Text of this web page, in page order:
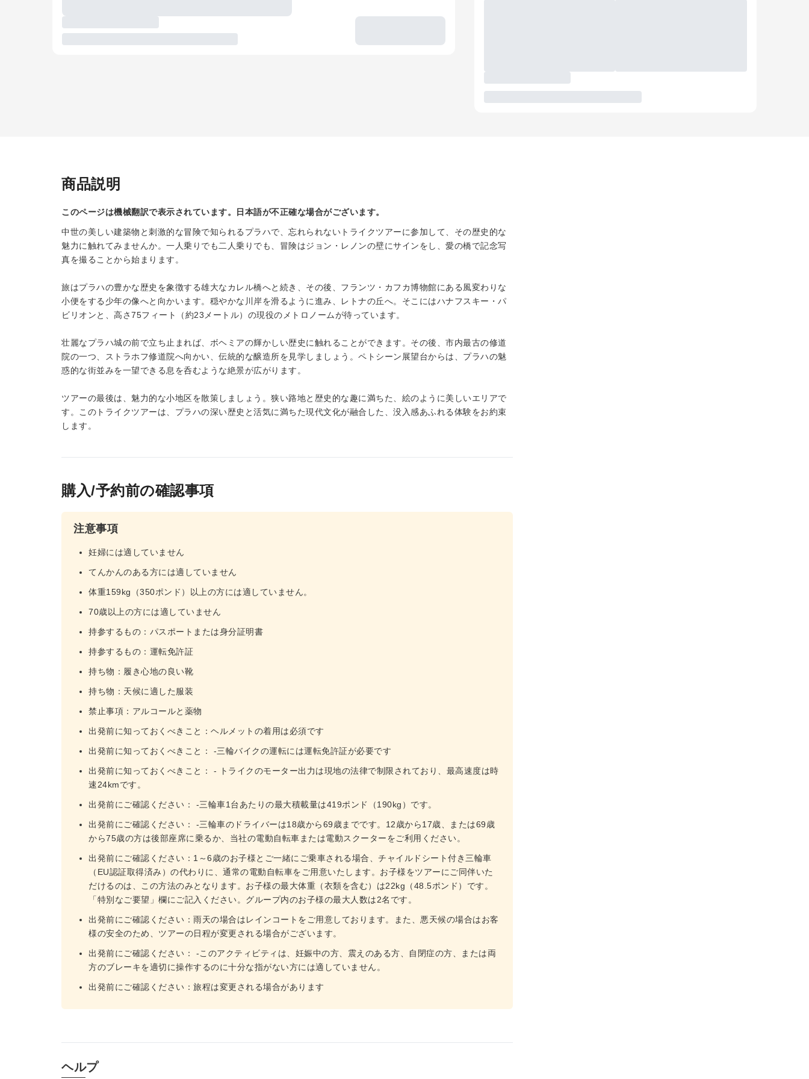
商品説明
このページは機械翻訳で表示されています。日本語が不正確な場合がございます。
中世の美しい建築物と刺激的な冒険で知られるプラハで、忘れられないトライクツアーに参加して、その歴史的な
魅力に触れてみませんか。一人乗りでも二人乗りでも、冒険はジョン・レノンの壁にサインをし、愛の橋で記念写
真を撮ることから始まります。
旅はプラハの豊かな歴史を象徴する雄大なカレル橋へと続き、その後、フランツ・カフカ博物館にある風変わりな
小便をする少年の像へと向かいます。穏やかな川岸を滑るように進み、レトナの丘へ。そこにはハナフスキー・パ
ビリオンと、高さ75フィート（約23メートル）の現役のメトロノームが待っています。
壮麗なプラハ城の前で立ち止まれば、ボヘミアの輝かしい歴史に触れることができます。その後、市内最古の修道
院の一つ、ストラホフ修道院へ向かい、伝統的な醸造所を見学しましょう。ペトシーン展望台からは、プラハの魅
惑的な街並みを一望できる息を呑むような絶景が広がります。
ツアーの最後は、魅力的な小地区を散策しましょう。狭い路地と歴史的な趣に満ちた、絵のように美しいエリアで
す。このトライクツアーは、プラハの深い歴史と活気に満ちた現代文化が融合した、没入感あふれる体験をお約束
します。
購入/予約前の確認事項
注意事項
妊婦には適していません
てんかんのある方には適していません
体重159kg（350ポンド）以上の方には適していません。
70歳以上の方には適していません
持参するもの：パスポートまたは身分証明書
持参するもの：運転免許証
持ち物：履き心地の良い靴
持ち物：天候に適した服装
禁止事項：アルコールと薬物
出発前に知っておくべきこと：ヘルメットの着用は必須です
出発前に知っておくべきこと： -三輪バイクの運転には運転免許証が必要です
出発前に知っておくべきこと： - トライクのモーター出力は現地の法律で制限されており、最高速度は時
速24kmです。
出発前にご確認ください： -三輪車1台あたりの最大積載量は419ポンド（190kg）です。
出発前にご確認ください： -三輪車のドライバーは18歳から69歳までです。12歳から17歳、または69歳
から75歳の方は後部座席に乗るか、当社の電動自転車または電動スクーターをご利用ください。
出発前にご確認ください：1～6歳のお子様とご一緒にご乗車される場合、チャイルドシート付き三輪車
（EU認証取得済み）の代わりに、通常の電動自転車をご用意いたします。お子様をツアーにご同伴いた
だけるのは、この方法のみとなります。お子様の最大体重（衣類を含む）は22kg（48.5ポンド）です。
「特別なご要望」欄にご記入ください。グループ内のお子様の最大人数は2名です。
出発前にご確認ください：雨天の場合はレインコートをご用意しております。また、悪天候の場合はお客
様の安全のため、ツアーの日程が変更される場合がございます。
出発前にご確認ください： -このアクティビティは、妊娠中の方、震えのある方、自閉症の方、または両
方のブレーキを適切に操作するのに十分な指がない方には適していません。
出発前にご確認ください：旅程は変更される場合があります
ヘルプ